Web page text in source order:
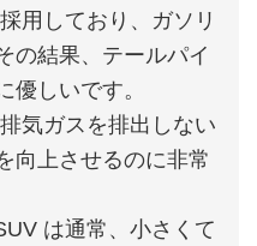
用しており、ガソリ
の結果、テールパイ
優しいです。
気ガスを排出しない
向上させるのに非常
は通常、小さくて